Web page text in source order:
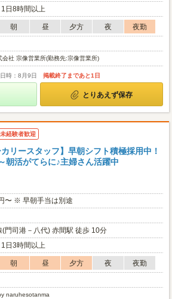
日8時間以上
朝 昼 夕方 夜
夜勤
会社 宗像営業所(勤務先:宗像営業所)
時：8月9日 掲載終了まであと1日
とりあえず保存
未経験者歓迎
カリースタッフ】早朝シフト積極採用中！
朝活がてらに♪主婦さん活躍中
〜 ※ 早朝手当は別途
(門司港－八代) 赤間駅 徒歩 10分
日3時間以上
朝 昼 夕方 夜
夜勤
naruhesotanma